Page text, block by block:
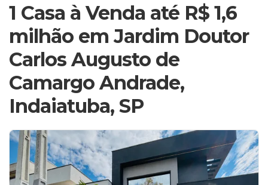
1 Casa à Venda até R$ 1,6
milhão em Jardim Doutor
Carlos Augusto de
Camargo Andrade,
Indaiatuba, SP